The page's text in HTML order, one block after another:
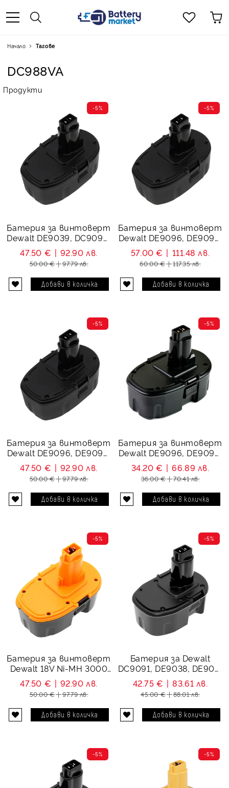
Начало Тагове
DC988VA
Продукти
Батерия за винтоверт
Dewalt DE9039, DC9096,
DC9099, DE9096,
DE9095 - 18V Li-Ion
3000 mAh
-5%
47.50 € 92.90 лв.
50.00 € 97.79 лв.
Батерия за винтоверт
Dewalt DE9096, DE9095,
DE9039, DC9096,
DC9099 - 18V, Ni-MH,
5000 mAh
-5%
57.00 € 111.48 лв.
60.00 € 117.35 лв.
Батерия за винтоверт
Dewalt DE9096, DE9095,
DE9039, DC9096,
DC9099 - 18V, Ni-MH,
3300 mAh
-5%
47.50 € 92.90 лв.
50.00 € 97.79 лв.
Батерия за винтоверт
Dewalt DE9096, DE9095,
DE9039, DC9096,
DC9099 - 18V, Ni-MH,
2000 mAh
-5%
34.20 € 66.89 лв.
36.00 € 70.41 лв.
Батерия за винтоверт
Dewalt 18V Ni-MH 3000
mAh Dewalt DE9039,
DW9096
-5%
47.50 € 92.90 лв.
50.00 € 97.79 лв.
Батерия за Dewalt
DC9091, DE9038, DE909,
DE9502 - 14.4V 3000
mAh
-5%
42.75 € 83.61 лв.
45.00 € 88.01 лв.
-5% -5%